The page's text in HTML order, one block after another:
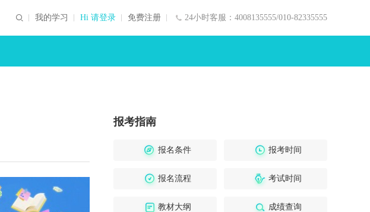
24小时客服：4008135555/010-82335555
我的学习 Hi 请登录 免费注册
报考指南
报名条件 报考时间
报名流程 考试时间
教材大纲 成绩查询